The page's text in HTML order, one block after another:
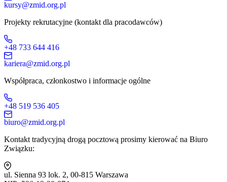
kursy@zmid.org.pl
Projekty rekrutacyjne (kontakt dla pracodawców)
+48 733 644 416
kariera@zmid.org.pl
Współpraca, członkostwo i informacje ogólne
+48 519 536 405
biuro@zmid.org.pl
Kontakt tradycyjną drogą pocztową prosimy kierować na Biuro
Związku:
ul. Sienna 93 lok. 2, 00-815 Warszawa